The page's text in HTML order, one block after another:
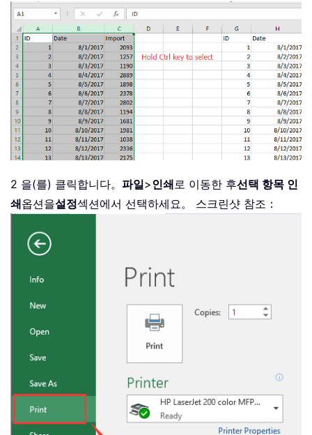
2 을(를) 클릭합니다。 파일>인쇄로 이동한 후선택 항목 인
쇄옵션을설정섹션에서 선택하세요。 스크린샷 참조：